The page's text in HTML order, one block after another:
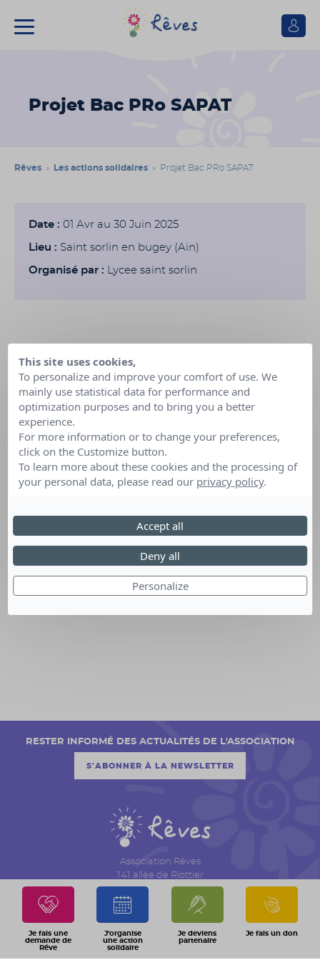
Se
Projet Bac PRo SAPAT
Je fais une
demande de
Rêve
J'organise
une action
solidaire
Je deviens
partenaire
Je fais un don
Rêves » Les actions solidaires » Projet Bac PRo SAPAT
Date : 01 Avr au 30 Juin 2025
Lieu : Saint sorlin en bugey (Ain)
Organisé par : Lycee saint sorlin
Association Rêves
141 allée de Riottier
CS 7007 – Limas
69651 Villefranche sur Saône Cedex
04 74 06 30 00
RESTER INFORMÉ DES ACTUALITÉS DE L'ASSOCIATION
S'ABONNER À LA NEWSLETTER
This site uses cookies,
To personalize and improve your comfort of use. We
mainly use statistical data for performance and
optimization purposes and to bring you a better
experience.
For more information or to change your preferences,
click on the Customize button.
To learn more about these cookies and the processing of
your personal data, please read our privacy policy.
Personalize
Deny all
Accept all